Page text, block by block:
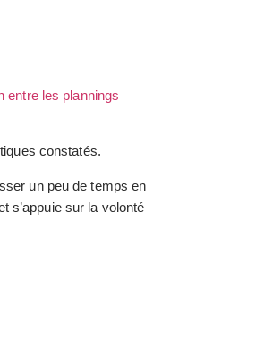
entre les plannings
constatés.
un peu de temps en
s’appuie sur la volonté